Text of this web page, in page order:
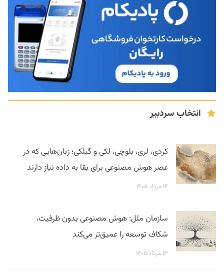
انتخاب سردبیر
کردی، لری، بلوچی، لکی و گیلکی؛ زبان‌هایی که در
عصر هوش مصنوعی برای بقا به داده نیاز دارند
۱۴ مرداد ۱۴۰۵
سازمان ملل: هوش مصنوعی بدون ظرفیت،
شکاف توسعه را عمیق‌تر می‌کند
۱۳ مرداد ۱۴۰۵